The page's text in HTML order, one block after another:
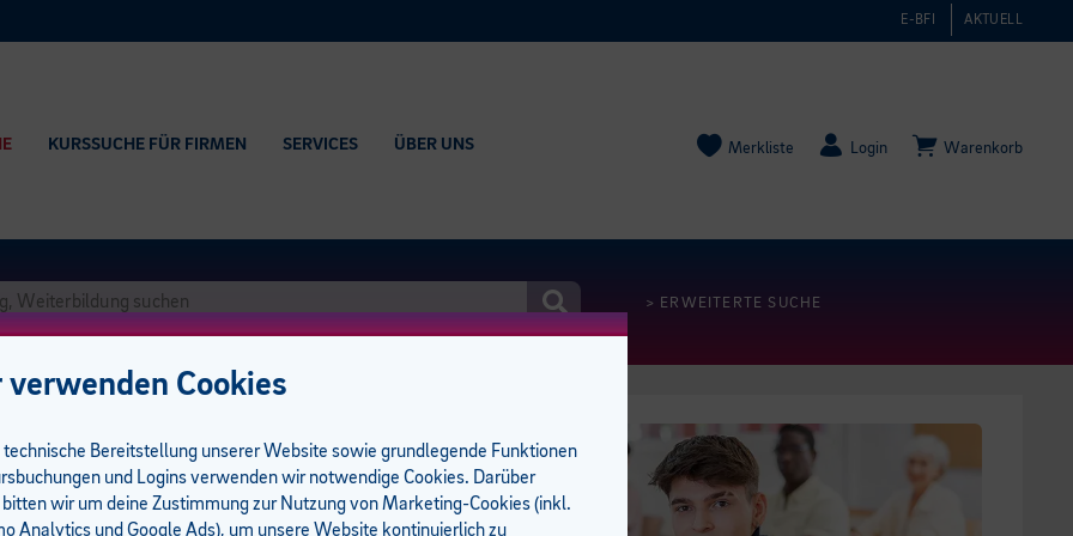
E-BFI AKTUELL
KURSSUCHE FÜR FIRMEN SERVICES ÜBER UNS Merkliste Login Warenkorb
> ERWEITERTE SUCHE
Cookies
technische Bereitstellung unserer Website sowie grundlegende Funktionen
und Logins verwenden wir notwendige Cookies. Darüber
bitten wir um deine Zustimmung zur Nutzung von Marketing-Cookies (inkl.
Analytics und Google Ads), um unsere Website kontinuierlich zu